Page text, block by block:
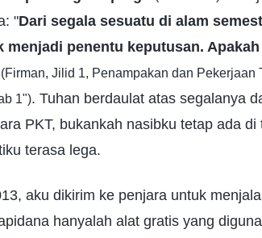
"Dari segala sesuatu di alam
menjadi penentu keputusan.
(Firman, Jilid 1, Penampakan dan Pekerjaan
1"). Tuhan berdaulat atas segalanya
PKT, bukankah nasibku tetap ada di
terasa lega.
aku dikirim ke penjara untuk
hanyalah alat gratis yang